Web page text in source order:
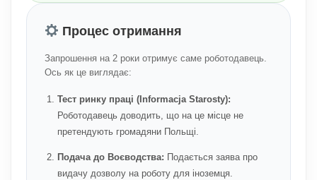
Процес отримання
Запрошення на 2 роки отримує саме роботодавець.
Ось як це виглядає:
Тест ринку праці (Informacja Starosty):
Роботодавець доводить, що на це місце не
претендують громадяни Польщі.
Подача до Воєводства: Подається заява про
видачу дозволу на роботу для іноземця.